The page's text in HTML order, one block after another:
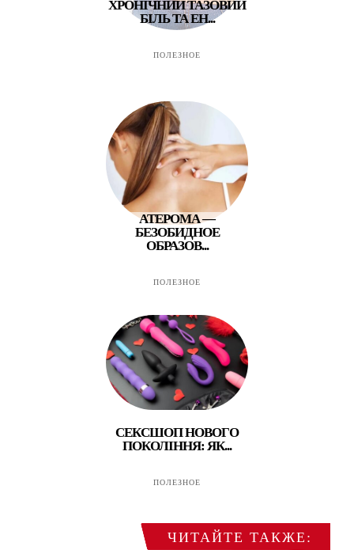
ХРОНІЧНИЙ ТАЗОВИЙ
БІЛЬ ТА ЕН...
ПОЛЕЗНОЕ
АТЕРОМА —
БЕЗОБИДНОЕ
ОБРАЗОВ...
ПОЛЕЗНОЕ
СЕКСШОП НОВОГО
ПОКОЛІННЯ: ЯК...
ПОЛЕЗНОЕ
ЧИТАЙТЕ ТАКЖЕ: